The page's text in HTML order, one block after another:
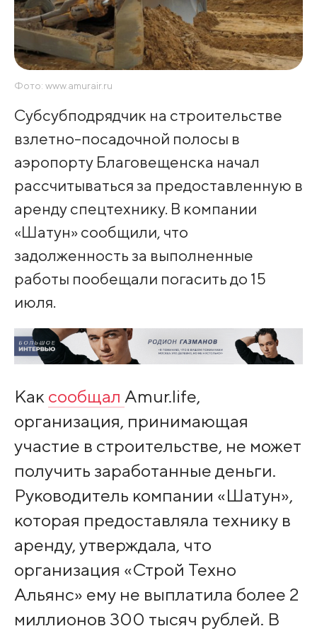
Фото: www.amurair.ru
Субсубподрядчик на строительстве
взлетно-посадочной полосы в
аэропорту Благовещенска начал
рассчитываться за предоставленную в
аренду спецтехнику. В компании
«Шатун» сообщили, что
задолженность за выполненные
работы пообещали погасить до 15
июля.
Как сообщал Amur.life,
организация, принимающая
участие в строительстве, не может
получить заработанные деньги.
Руководитель компании «Шатун»,
которая предоставляла технику в
аренду, утверждала, что
организация «Строй Техно
Альянс» ему не выплатила более 2
миллионов 300 тысяч рублей. В